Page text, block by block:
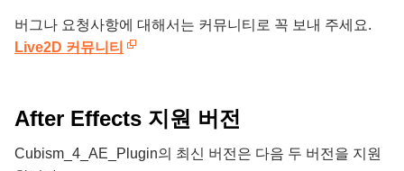
버그나 요청사항에 대해서는 커뮤니티로 꼭 보내 주세요.
Live2D 커뮤니티
After Effects 지원 버전
Cubism_4_AE_Plugin의 최신 버전은 다음 두 버전을 지원